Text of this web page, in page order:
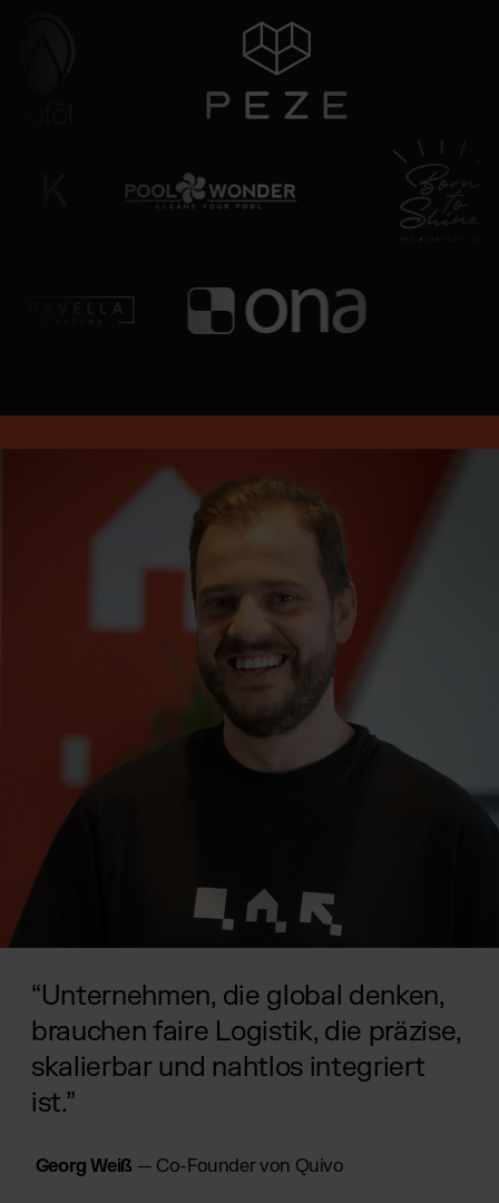
“Unternehmen, die global denken,
brauchen faire Logistik, die präzise,
skalierbar und nahtlos integriert
ist.”
Georg Weiß — Co-Founder von Quivo